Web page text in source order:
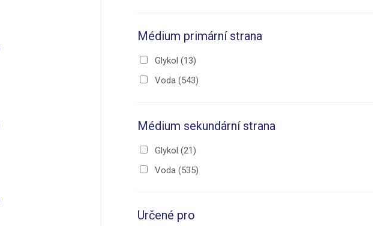
Médium primární strana
Glykol(13)
Voda(543)
Médium sekundární strana
Glykol(21)
Voda(535)
Určené pro